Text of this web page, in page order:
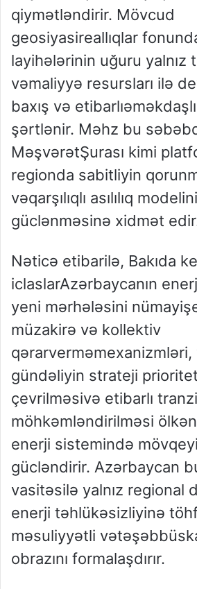
qiymətləndirir. Mövcud
geosiyasireallıqlar
layihələrinin uğuru yalnız
vəmaliyyə resursları ilə
baxış və etibarlı
şərtlənir. Məhz bu
MəşvərətŞurası kimi
regionda sabitliyin
vəqarşılıqlı asılılıq
güclənməsinə xidmət edir
Nəticə etibarilə, Bakıda
iclaslarAzərbaycanın
yeni mərhələsini nümayiş
müzakirə və kollektiv
qərarverməmexanizmləri,
gündəliyin strateji
çevrilməsivə etibarlı
möhkəmləndirilməsi
enerji sistemində
gücləndirir. Azərbaycan
vasitəsilə yalnız regional
enerji təhlükəsizliyinə
məsuliyyətli və
obrazını formalaşdırır.